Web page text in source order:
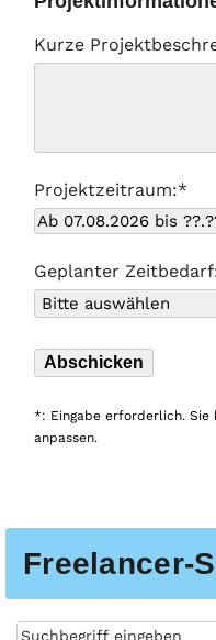
Freelancer-
Kurze
Projektzeitraum:*
Geplanter
*: Eingabe erforderlich. Sie
anpassen.